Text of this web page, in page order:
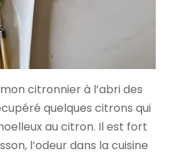
citronnier à l’abri des
quelques citrons qui
au citron. Il est fort
l’odeur dans la cuisine